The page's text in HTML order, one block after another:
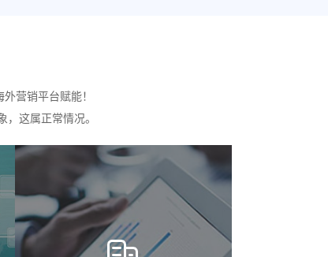
营销平台赋能！
这属正常情况。